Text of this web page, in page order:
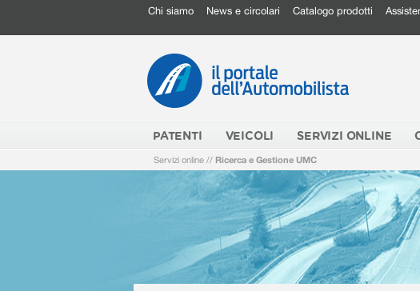
Chi siamo News e circolari Catalogo prodotti
PATENTI VEICOLI SERVIZI ONLINE
Servizi online // Ricerca e Gestione UMC